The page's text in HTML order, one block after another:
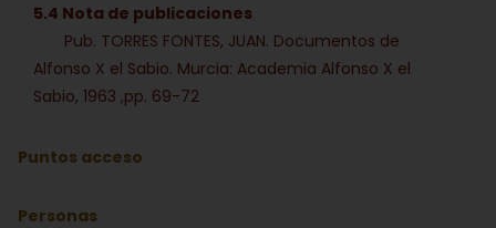
5.4 Nota de publicaciones
Pub. TORRES FONTES, JUAN. Documentos de
Alfonso X el Sabio. Murcia: Academia Alfonso X el
Sabio, 1963 ,pp. 69-72
Puntos acceso
Personas